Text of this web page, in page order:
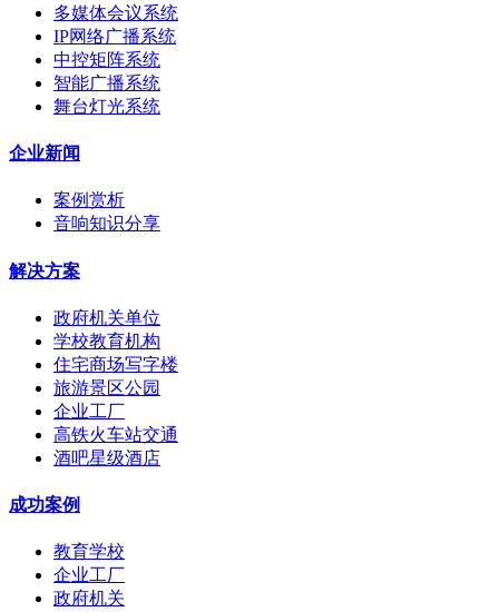
多媒体会议系统
IP网络广播系统
中控矩阵系统
智能广播系统
舞台灯光系统
企业新闻
案例赏析
音响知识分享
解决方案
政府机关单位
学校教育机构
住宅商场写字楼
旅游景区公园
企业工厂
高铁火车站交通
酒吧星级酒店
成功案例
教育学校
企业工厂
政府机关